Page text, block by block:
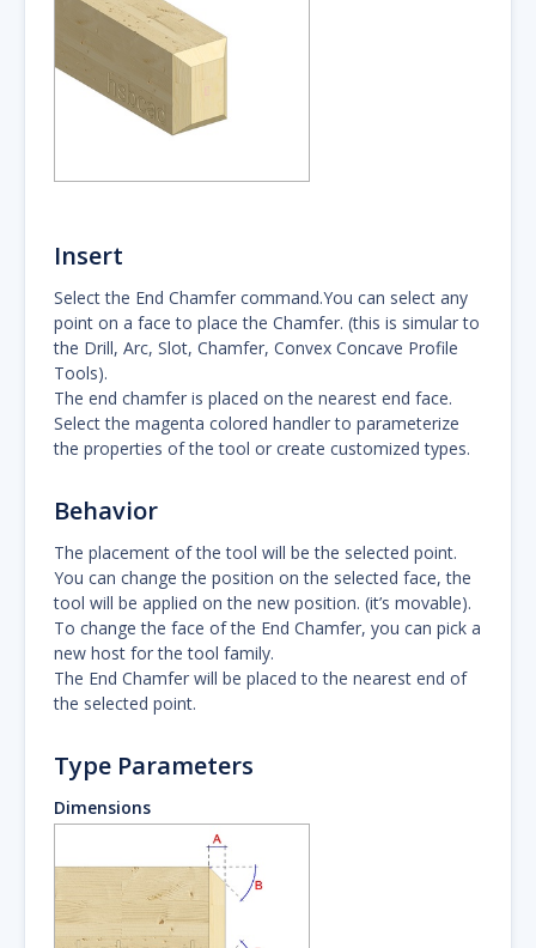
Insert
Select the End Chamfer command.You can select any
point on a face to place the Chamfer. (this is simular to
the Drill, Arc, Slot, Chamfer, Convex Concave Profile
Tools).
The end chamfer is placed on the nearest end face.
Select the magenta colored handler to parameterize
the properties of the tool or create customized types.
Behavior
The placement of the tool will be the selected point.
You can change the position on the selected face, the
tool will be applied on the new position. (it’s movable).
To change the face of the End Chamfer, you can pick a
new host for the tool family.
The End Chamfer will be placed to the nearest end of
the selected point.
Type Parameters
Dimensions